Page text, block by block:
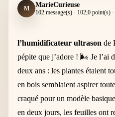
M MarieCurieuse
102 message(s) · 102,0 point(s)
l’humidificateur ultrason de
pépite que j’adore ! 🌬️ Je l’ai
deux ans : les plantes étaient
en bois semblaient aspirer
craqué pour un modèle
en deux jours, les feuilles ont